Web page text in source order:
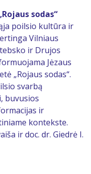
sodas“
poilsio kultūra ir
Vilniaus
ir Drujos
Jėzaus
„Rojaus sodas“.
svarbą
buvusios
ir
kontekste.
ir doc. dr. Giedrė I.